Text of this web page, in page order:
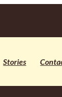
Stories